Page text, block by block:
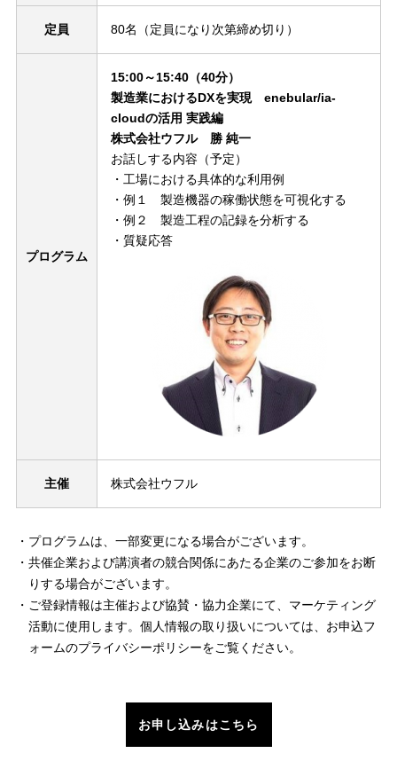
定員 80名（定員になり次第締め切り）
プログラム
15:00～15:40（40分）
製造業におけるDXを実現 enebular/ia-
cloudの活用 実践編
株式会社ウフル 勝 純一
お話しする内容（予定）
・工場における具体的な利用例
・例１ 製造機器の稼働状態を可視化する
・例２ 製造工程の記録を分析する
・質疑応答
主催 株式会社ウフル
プログラムは、一部変更になる場合がございます。
共催企業および講演者の競合関係にあたる企業のご参加をお断
りする場合がございます。
ご登録情報は主催および協賛・協力企業にて、マーケティング
活動に使用します。個人情報の取り扱いについては、お申込フ
ォームのプライバシーポリシーをご覧ください。
お申し込みはこちら